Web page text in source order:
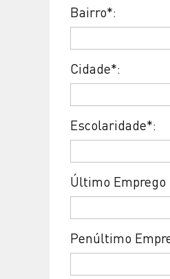
Bairro*:
Cidade*:
Escolaridade*:
Último Emprego
Penúltimo